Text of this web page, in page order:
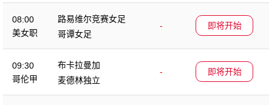
08:00
美女职
路易维尔竞赛女足
-
哥谭女足
即将开始
09:30
哥伦甲
布卡拉曼加
-
麦德林独立
即将开始